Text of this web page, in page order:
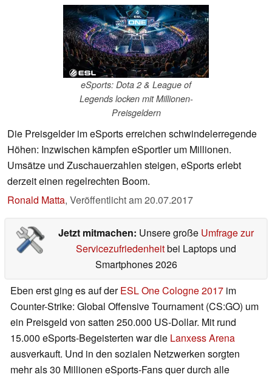
eSports: Dota 2 & League of
Legends locken mit Millionen-
Preisgeldern
Die Preisgelder im eSports erreichen schwindelerregende
Höhen: Inzwischen kämpfen eSportler um Millionen.
Umsätze und Zuschauerzahlen steigen, eSports erlebt
derzeit einen regelrechten Boom.
Ronald Matta, Veröffentlicht am20.07.2017
Jetzt mitmachen: Unsere große Umfrage zur
Servicezufriedenheitbei Laptops und
Smartphones 2026
Eben erst ging es auf derESL One Cologne 2017 im
Counter-Strike: Global Offensive Tournament (CS:GO) um
ein Preisgeld von satten 250.000 US-Dollar. Mit rund
15.000 eSports-Begeisterten war die Lanxess Arena
ausverkauft. Und in den sozialen Netzwerken sorgten
mehr als 30 Millionen eSports-Fans quer durch alle